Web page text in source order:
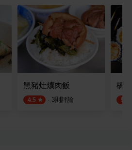
黑豬灶爌肉飯
4.5 · 3則評論
橋
5.0